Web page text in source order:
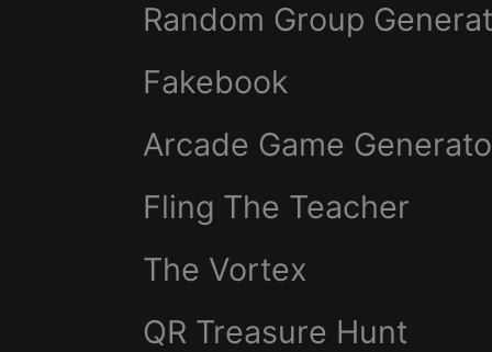
Random Group
Fakebook
Arcade Game
Fling The Teacher
The Vortex
QR Treasure Hunt